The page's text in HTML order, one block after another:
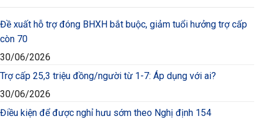
Đề xuất hỗ trợ đóng BHXH bắt buộc, giảm tuổi hưởng trợ cấp
còn 70
30/06/2026
Trợ cấp 25,3 triệu đồng/người từ 1-7: Áp dụng với ai?
30/06/2026
Điều kiện để được nghỉ hưu sớm theo Nghị định 154